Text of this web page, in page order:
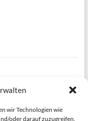
wir Technologien wie
oder darauf zuzugreifen.